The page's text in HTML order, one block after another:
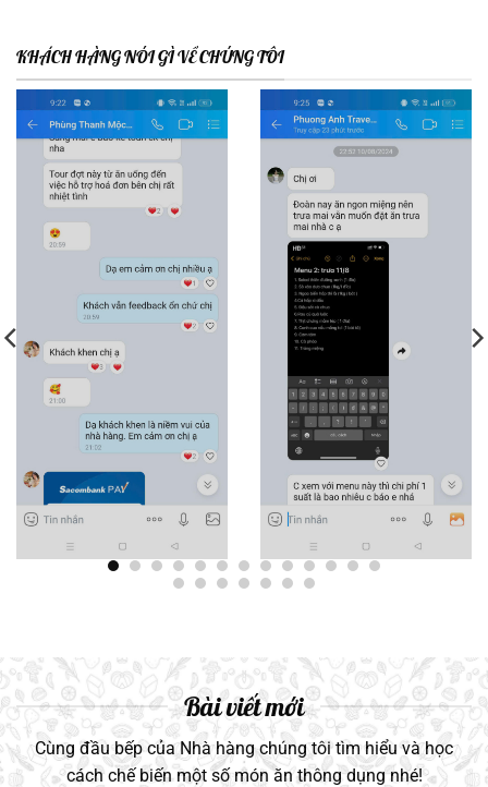
KHÁCH HÀNG NÓI GÌ VỀ CHÚNG TÔI
Bài viết mới
Cùng đầu bếp của Nhà hàng chúng tôi tìm hiểu và học
cách chế biến một số món ăn thông dụng nhé!